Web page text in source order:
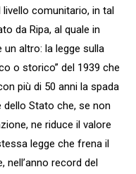
comunitario, in tal
da Ripa, al quale in
altro: la legge sulla
o storico” del 1939 che
più di 50 anni la spada
dello Stato che, se non
ne riduce il valore
legge che frena il
nell’anno record del